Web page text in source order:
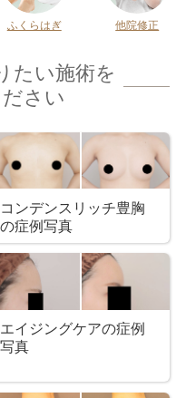
ふくらはぎ 他院修正
たい施術を
さい
コンデンスリッチ豊胸
の症例写真
エイジングケアの症例
写真